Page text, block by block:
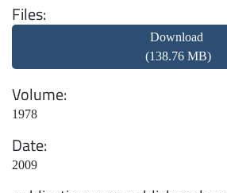
Files
Download
(138.76 MB)
Volume
1978
Date
2009